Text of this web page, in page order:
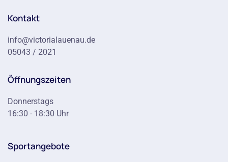
Kontakt
info@victorialauenau.de
05043 / 2021
Öffnungszeiten
Donnerstags
16:30 - 18:30 Uhr
Sportangebote